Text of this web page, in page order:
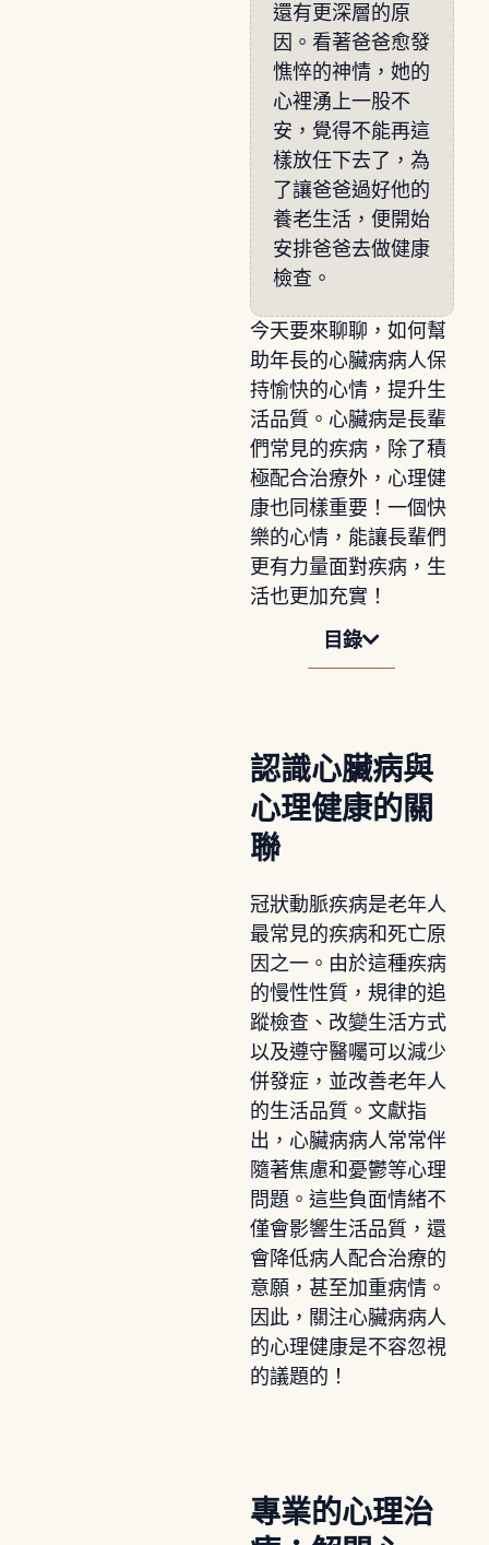
還有更深層的原
因。看著爸爸愈發
憔悴的神情，她的
心裡湧上一股不
安，覺得不能再這
樣放任下去了，為
了讓爸爸過好他的
養老生活，便開始
安排爸爸去做健康
檢查。
今天要來聊聊，如何幫
助年長的心臟病病人保
持愉快的心情，提升生
活品質。心臟病是長輩
們常見的疾病，除了積
極配合治療外，心理健
康也同樣重要！一個快
樂的心情，能讓長輩們
更有力量面對疾病，生
活也更加充實！
目錄
認識心臟病與
心理健康的關
聯
冠狀動脈疾病是老年人
最常見的疾病和死亡原
因之一。由於這種疾病
的慢性性質，規律的追
蹤檢查、改變生活方式
以及遵守醫囑可以減少
併發症，並改善老年人
的生活品質。文獻指
出，心臟病病人常常伴
隨著焦慮和憂鬱等心理
問題。這些負面情緒不
僅會影響生活品質，還
會降低病人配合治療的
意願，甚至加重病情。
因此，關注心臟病病人
的心理健康是不容忽視
的議題的！
專業的心理治